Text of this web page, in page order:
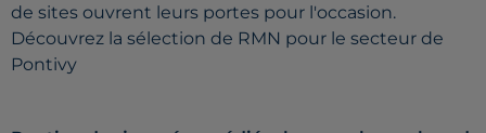
de sites ouvrent leurs portes pour l'occasion.
Découvrez la sélection de RMN pour le secteur de
Pontivy